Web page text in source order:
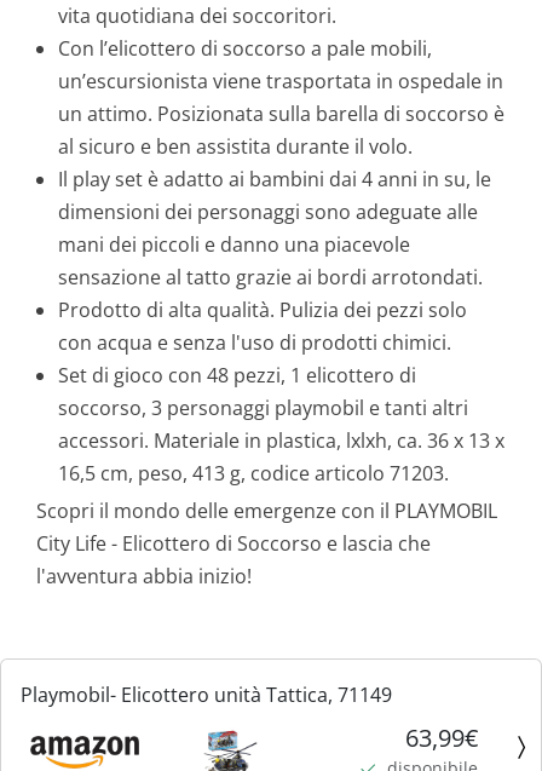
vita quotidiana dei soccoritori.
Con l’elicottero di soccorso a pale mobili,
un’escursionista viene trasportata in ospedale in
un attimo. Posizionata sulla barella di soccorso è
al sicuro e ben assistita durante il volo.
Il play set è adatto ai bambini dai 4 anni in su, le
dimensioni dei personaggi sono adeguate alle
mani dei piccoli e danno una piacevole
sensazione al tatto grazie ai bordi arrotondati.
Prodotto di alta qualità. Pulizia dei pezzi solo
con acqua e senza l'uso di prodotti chimici.
Set di gioco con 48 pezzi, 1 elicottero di
soccorso, 3 personaggi playmobil e tanti altri
accessori. Materiale in plastica, lxlxh, ca. 36 x 13 x
16,5 cm, peso, 413 g, codice articolo 71203.
Scopri il mondo delle emergenze con il PLAYMOBIL
City Life - Elicottero di Soccorso e lascia che
l'avventura abbia inizio!
Playmobil- Elicottero unità Tattica, 71149
63,99€